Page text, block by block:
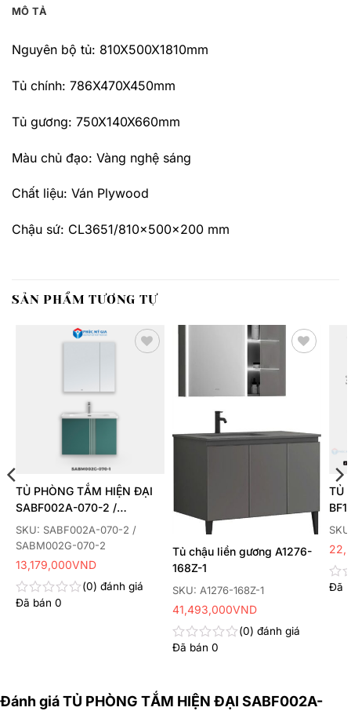
MÔ TẢ
Nguyên bộ tủ: 810X500X1810mm
Tủ chính: 786X470X450mm
Tủ gương: 750X140X660mm
Màu chủ đạo: Vàng nghệ sáng
Chất liệu: Ván Plywood
Chậu sứ: CL3651/810x500x200 mm
SẢN PHẨM TƯƠNG TỰ
SKU: SABF002A-070-2 /
SABM002G-070-2
TỦ PHÒNG TẮM HIỆN ĐẠI
SABF002A-070-2 /
SABM002G-070-2
Được
0
đánh giá
Đã bán 0
13,179,000VND
SKU: A1276-168Z-1
Tủ chậu liền gương A1276-
168Z-1
Được
5
0
đánh giá
Đã bán 0
41,493,000VND
TỦ
Đã
Đánh giá TỦ PHÒNG TẮM HIỆN ĐẠI SABF002A-